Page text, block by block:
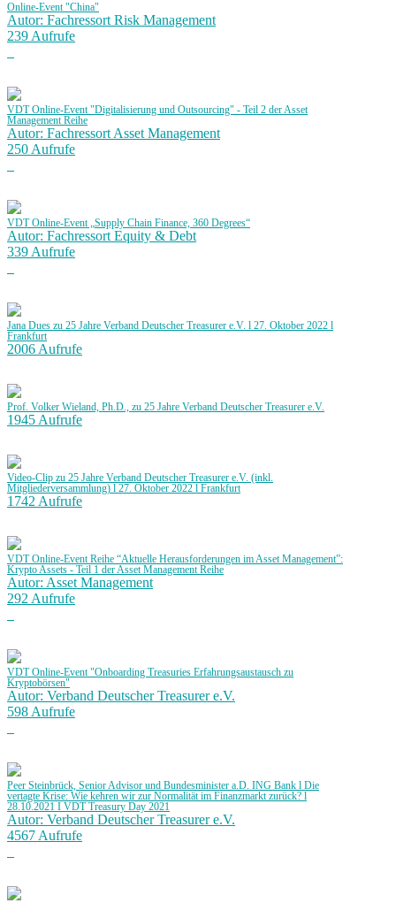
Online-Event "China"
Autor: Fachressort Risk Management
239 Aufrufe
VDT Online-Event "Digitalisierung und Outsourcing" - Teil 2 der Asset
Management Reihe
Autor: Fachressort Asset Management
250 Aufrufe
VDT Online-Event „Supply Chain Finance, 360 Degrees“
Autor: Fachressort Equity & Debt
339 Aufrufe
Jana Dues zu 25 Jahre Verband Deutscher Treasurer e.V. l 27. Oktober 2022 l
Frankfurt
2006 Aufrufe
Prof. Volker Wieland, Ph.D., zu 25 Jahre Verband Deutscher Treasurer e.V.
1945 Aufrufe
Video-Clip zu 25 Jahre Verband Deutscher Treasurer e.V. (inkl.
Mitgliederversammlung) l 27. Oktober 2022 l Frankfurt
1742 Aufrufe
VDT Online-Event Reihe “Aktuelle Herausforderungen im Asset Management”:
Krypto Assets - Teil 1 der Asset Management Reihe
Autor: Asset Management
292 Aufrufe
VDT Online-Event "Onboarding Treasuries Erfahrungsaustausch zu
Kryptobörsen"
Autor: Verband Deutscher Treasurer e.V.
598 Aufrufe
Peer Steinbrück, Senior Advisor und Bundesminister a.D. ING Bank l Die
vertagte Krise: Wie kehren wir zur Normalität im Finanzmarkt zurück? l
28.10.2021 I VDT Treasury Day 2021
Autor: Verband Deutscher Treasurer e.V.
4567 Aufrufe